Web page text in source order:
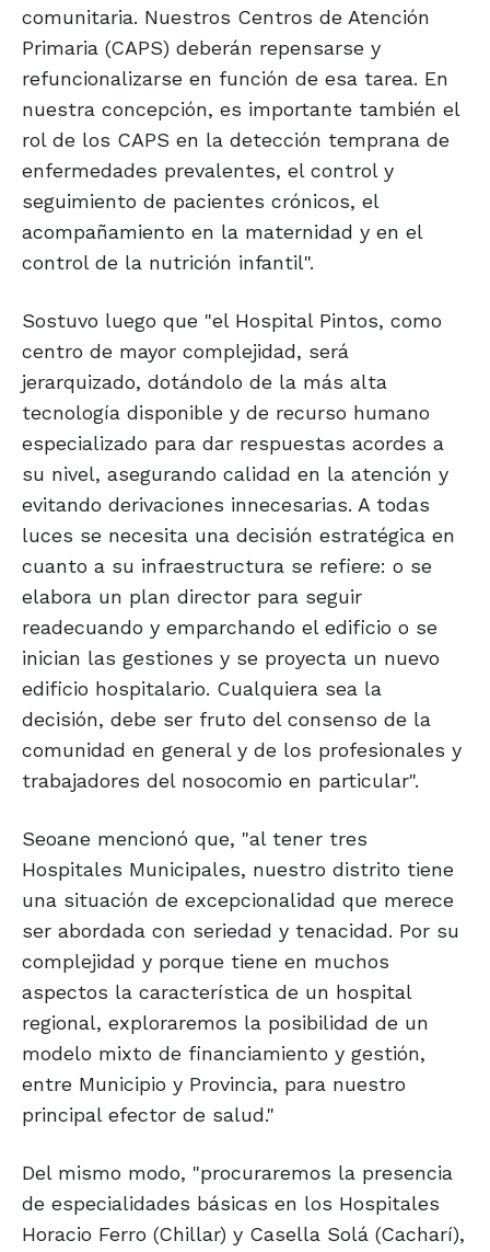
comunitaria. Nuestros Centros de Atención
Primaria (CAPS) deberán repensarse y
refuncionalizarse en función de esa tarea. En
nuestra concepción, es importante también el
rol de los CAPS en la detección temprana de
enfermedades prevalentes, el control y
seguimiento de pacientes crónicos, el
acompañamiento en la maternidad y en el
control de la nutrición infantil".
Sostuvo luego que "el Hospital Pintos, como
centro de mayor complejidad, será
jerarquizado, dotándolo de la más alta
tecnología disponible y de recurso humano
especializado para dar respuestas acordes a
su nivel, asegurando calidad en la atención y
evitando derivaciones innecesarias. A todas
luces se necesita una decisión estratégica en
cuanto a su infraestructura se refiere: o se
elabora un plan director para seguir
readecuando y emparchando el edificio o se
inician las gestiones y se proyecta un nuevo
edificio hospitalario. Cualquiera sea la
decisión, debe ser fruto del consenso de la
comunidad en general y de los profesionales y
trabajadores del nosocomio en particular".
Seoane mencionó que, "al tener tres
Hospitales Municipales, nuestro distrito tiene
una situación de excepcionalidad que merece
ser abordada con seriedad y tenacidad. Por su
complejidad y porque tiene en muchos
aspectos la característica de un hospital
regional, exploraremos la posibilidad de un
modelo mixto de financiamiento y gestión,
entre Municipio y Provincia, para nuestro
principal efector de salud."
Del mismo modo, "procuraremos la presencia
de especialidades básicas en los Hospitales
Horacio Ferro (Chillar) y Casella Solá (Cacharí),